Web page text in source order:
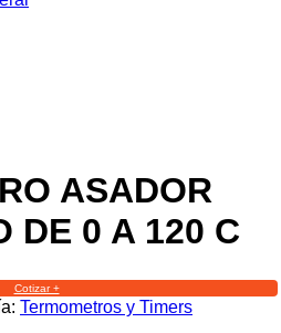
ASADOR
DE 0 A 120 C
Cotizar +
Termometros y Timers